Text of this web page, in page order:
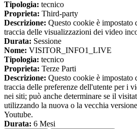
Tipologia: tecnico
Proprieta: Third-party
Descrizione: Questo cookie è impostato
traccia delle visualizzazioni dei video
Durata: Sessione
Nome: VISITOR_INFO1_LIVE
Tipologia: tecnico
Proprieta: Terze Parti
Descrizione: Questo cookie è impostato
traccia delle preferenze dell'utente per i
nei siti; può anche determinare se il
utilizzando la nuova o la vecchia
Youtube.
Durata: 6 Mesi